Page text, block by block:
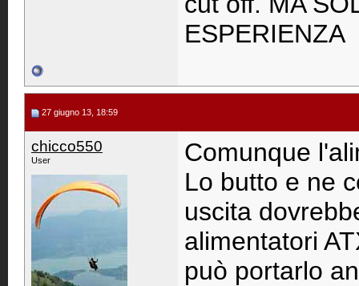
ESPERIENZA
27 giugno 13, 18:59
chicco550
User
Comunque
Lo butto e ne
uscita
alimentatori
può portarlo